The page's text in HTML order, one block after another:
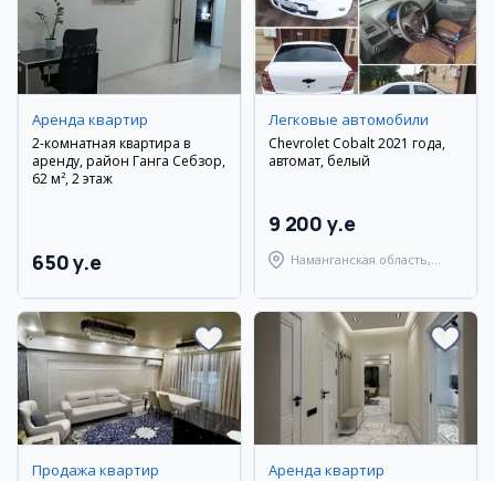
Аренда квартир
2-комнатная квартира в
аренду, район Ганга Себзор,
62 м², 2 этаж
650 y.e
Легковые автомобили
Chevrolet Cobalt 2021 года,
автомат, белый
9 200 y.e
Наманганская область,
Продажа квартир Аренда квартир